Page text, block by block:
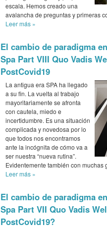
escala. Hemos creado una
avalancha de preguntas y primeras
Leer más »
El cambio de paradigma
Spa Part VIII Quo Vadis
PostCovid19
La antigua era SPA ha llegado
a su fin. La vuelta al trabajo
mayoritariamente se afronta
con cautela, miedo e
incertidumbre. Es una situación
complicada y novedosa por lo
que todos nos encontramos
ante la incógnita de cómo va a
ser nuestra “nueva rutina”.
Evidentemente también con muchas
Leer más »
El cambio de paradigma
Spa Part VII Quo Vadis
PostCovid19?